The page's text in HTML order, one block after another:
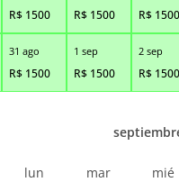
R$ 1500 R$ 1500 R$ 1500
31 ago
R$ 1500
1 sep
R$ 1500
2 sep
R$ 1500
lun mar mié